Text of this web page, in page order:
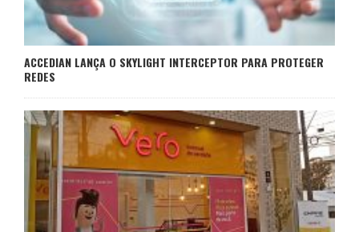
ACCEDIAN LANÇA O SKYLIGHT INTERCEPTOR PARA PROTEGER
REDES